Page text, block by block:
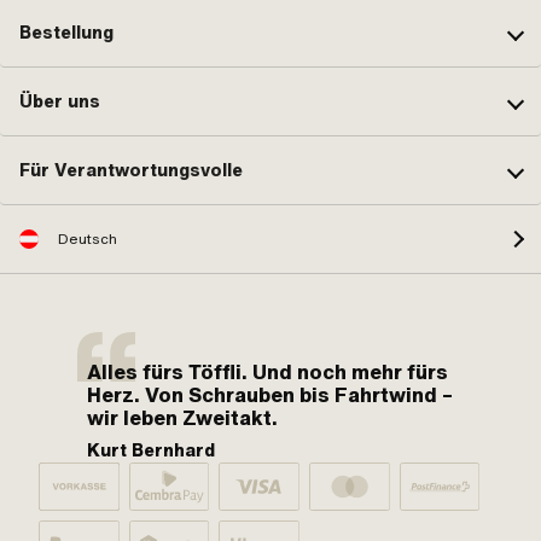
Bestellung
Über uns
Für Verantwortungsvolle
Deutsch
Alles fürs Töffli. Und noch mehr fürs
Herz. Von Schrauben bis Fahrtwind –
wir leben Zweitakt.
Kurt Bernhard